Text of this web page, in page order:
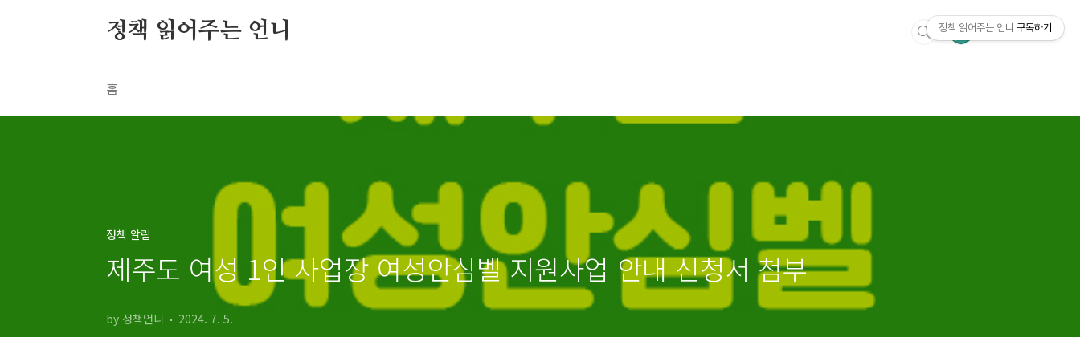
정책 읽어주는 언니
홈
정책 알림
제주도 여성 1인 사업장 여성안심벨 지원사업 안내 신청서 첨부
by 정책언니 2024. 7. 5.
정책 읽어주는 언니 구독하기